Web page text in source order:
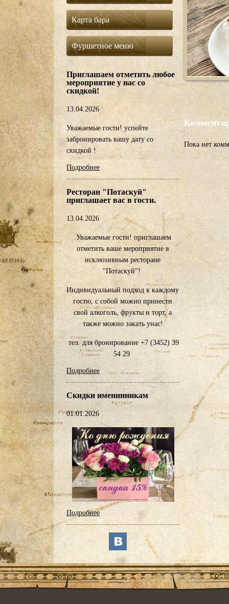
Карта бара
Фуршетное меню
Приглашаем отметить любое
мероприятие у нас со
скидкой!
13.04.2026
Уважаемые гости! успейте
забронировать вашу дату со
скидкой !
Подробнее
Ресторан "Потаскуй"
приглашает вас в гости.
13.04.2026
Уважаемые гости! приглашаем
отметить ваше мероприятие в
исклюзивным ресторане
"Потаскуй"!
Индивидуальный подход к каждому
гостю, с собой можно принести
свой алкоголь, фрукты и торт, а
также можно закать унас!
тел. для бронирование +7 (3452) 39
54 29
Подробнее
Скидки именинникам
01.01.2026
Подробнее
Пока нет